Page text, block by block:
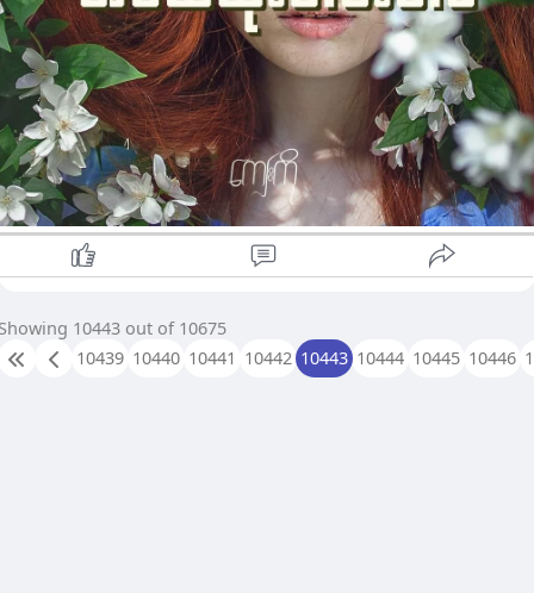
စ်ခုခု လိုချင်ရင် လိုအပ်လာရင် ... ကျွန်မက သိပ်ပူဆာတတ်တာ
ဟုတ်ဘူးရယ် တစ်နေ့ကျရင်ဆိုတဲ့ အိပ်မက်လေးထဲ စုထားရင်း
တ်တိတ်လေးပဲ ငြိမ်နေတတ်တာ အိမ်က အစ်ကိုတို့ အမတို့အတွက်
များကြီးကုန်ကျထားရတာလေ ငါပူဆာလိုက်ရင် ပိုခက်ခဲသွားပါလိ
မယ်ဆိုပြီး ကျွန်မလဲ တွေးတတ်ခဲ့ပါတယ် ။ ပြီးတော့... အိမ်ကို ပိုလို့
ောင် တွယ်တာတတ်သေးတယ် ။ ​စိတ်ဆိုး စိတ်ကောက်ဖို့ နေနေသာ
ာ ၀မ်းနည်းရင်တောင် ကိုယ်တစ်ယောက်တည်း ဘယ်သူမှ မသိ
ောင် နေတတ်တာမျိုးပေါ့ ။
ငယ်ဆုံးလေးဆိုတိုင်း အမြဲတမ်းဆိုးမနေသလို အများကြီးလဲ
လိုလိုက်ခံမနေရတဲ့ အငယ်ဆုံးတွေလဲ ရှိနေပါသေးတယ် ။ ဘာလုပ်
ငယ်မို့ဆိုပြီး တိတ်ဆိတ်နေရတဲ့ ကျွန်မလို တခြားတစ်ယောက်ကော
ြီးတော့ ကိုယ့်ထက် ပိုအလိုလိုက်ခံရတဲ့အချိန်တွေ မျက်ရည်၀ိုင်း၀ိုင်း
ငေးကြည့်နေရတဲ့ အငယ်ဆုံးလေးကော ရှိနေမှာပါ။
10443 out of 10675
10439 10440 10441 10442 10443 10444 10445 10446